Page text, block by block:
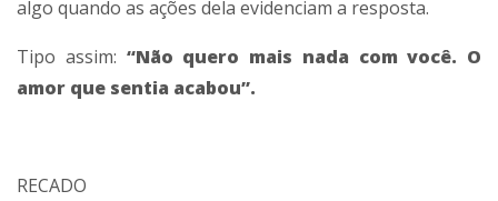
algo quando as ações dela evidenciam a resposta.
Tipo assim: “Não quero mais nada com você. O
amor que sentia acabou”.
RECADO